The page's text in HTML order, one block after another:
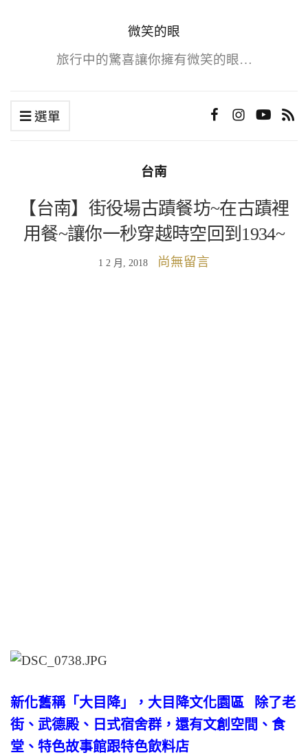
微笑的眼
旅行中的驚喜讓你擁有微笑的眼…
選單
台南
【台南】街役場古蹟餐坊~在古蹟裡
用餐~讓你一秒穿越時空回到1934~
1 2 月, 2018 尚無留言
新化舊稱「大目降」，大目降文化園區 除了老
街、武德殿、日式宿舍群，還有文創空間、食
堂、特色故事館跟特色飲料店